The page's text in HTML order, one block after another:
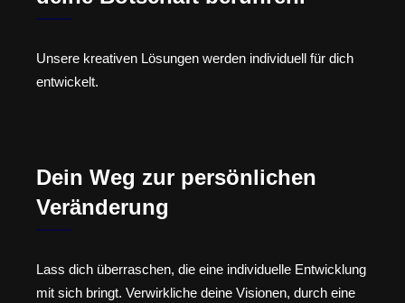
Unsere kreativen Lösungen werden individuell für dich
entwickelt.
Dein Weg zur persönlichen
Veränderung
Lass dich überraschen, die eine individuelle Entwicklung
mit sich bringt. Verwirkliche deine Visionen, durch eine